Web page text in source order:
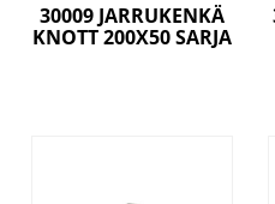
30009 JARRUKENKÄ
KNOTT 200X50 SARJA